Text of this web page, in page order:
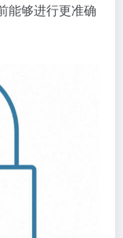
能够进行更准确